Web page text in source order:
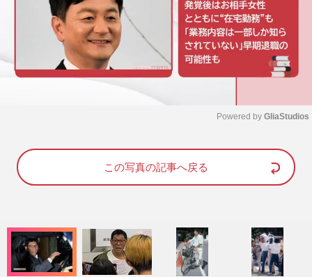
e
Powered by GliaStudios
この写真の記事へ戻る